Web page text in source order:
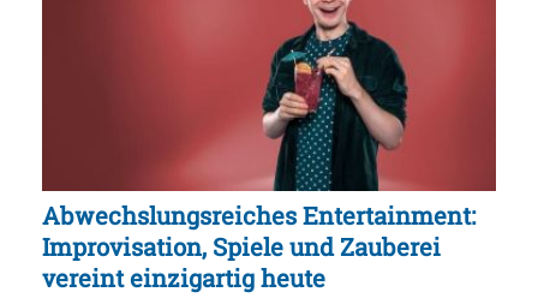
Abwechslungsreiches Entertainment:
Improvisation, Spiele und Zauberei
vereint einzigartig heute